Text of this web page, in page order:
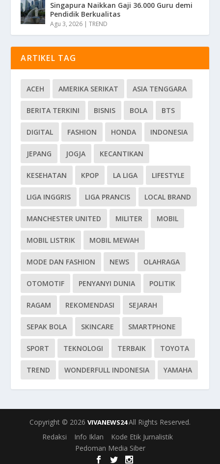
Singapura Naikkan Gaji 36.000 Guru demi
Pendidik Berkualitas
Agu 3, 2026 |TREND
ARTIKEL TAG
ACEH AMERIKA SERIKAT ASIA TENGGARA
BERITA TERKINI BISNIS BOLA BTS
DIGITAL FASHION HONDA INDONESIA
JEPANG JOGJA KECANTIKAN
KESEHATAN KPOP LA LIGA LIFESTYLE
LIGA INGGRIS LIGA PRANCIS LOCAL BRAND
MANCHESTER UNITED MILITER MOBIL
MOBIL LISTRIK MOBIL MEWAH
MODE DAN FASHION NEWS OLAHRAGA
OTOMOTIF PENYANYI DUNIA POLITIK
RAGAM REKOMENDASI SEJARAH
SEPAK BOLA SKINCARE SMARTPHONE
SPORT TEKNOLOGI TERBAIK TOYOTA
TREND WONDERFULL INDONESIA YAMAHA
Copyright © 2026 VIVANEWS24All Rights Reserved.
Redaksi
Info Iklan
Kode Etik Jurnalistik
Pedoman Media Siber